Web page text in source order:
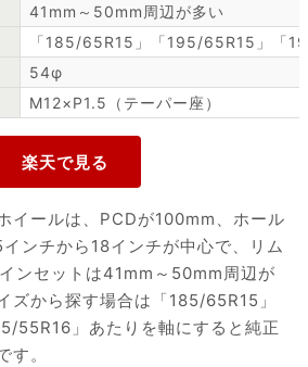
41mm～50mm周辺が多い
「185/65R15」「195/65R15」「
54φ
M12×P1.5（テーパー座）
イールは、PCDが100mm、ホール
ンチから18インチが中心で、リム
ンセットは41mm～50mm周辺が
ズから探す場合は「185/65R15」
55R16」あたりを軸にすると純正
す。